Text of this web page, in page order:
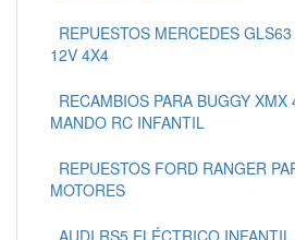
REPUESTOS MERCEDES
12V 4X4
RECAMBIOS PARA BUGGY XMX
MANDO RC INFANTIL
REPUESTOS FORD RANGER
MOTORES